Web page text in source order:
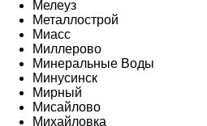
Мелеуз
Металлострой
Миасс
Миллерово
Минеральные Воды
Минусинск
Мирный
Мисайлово
Михайловка